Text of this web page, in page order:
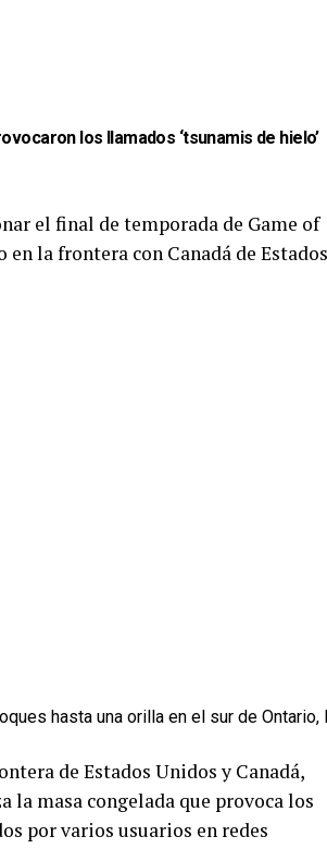
los llamados ‘tsunamis de hielo’
el final de temporada de Game of
la frontera con Canadá de Estados
hasta una orilla en el sur de Ontario,
de Estados Unidos y Canadá,
masa congelada que provoca los
por varios usuarios en redes